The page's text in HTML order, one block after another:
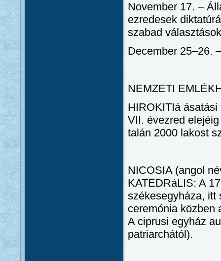
November 17. –
ezredesek
szabad
December 25–26.
NEMZETI
HIROKITIá
VII. évezred
talán 2000 lakost
NICOSIA (angol
KATEDRáLIS: A
székesegyháza, itt
ceremónia közben
A ciprusi egyház
patriarchától).